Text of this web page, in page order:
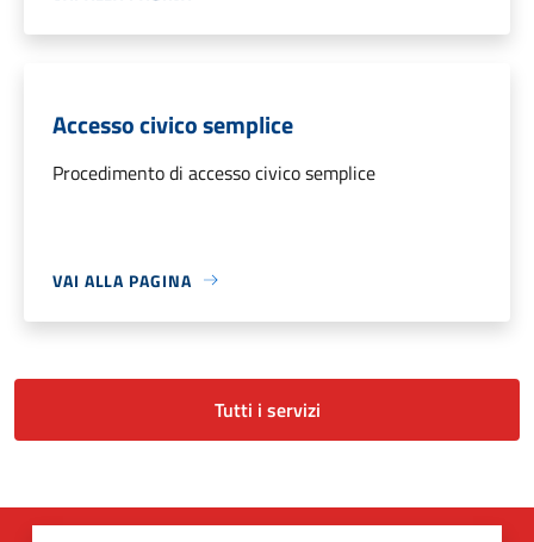
Accesso civico semplice
Procedimento di accesso civico semplice
VAI ALLA PAGINA
Tutti i servizi